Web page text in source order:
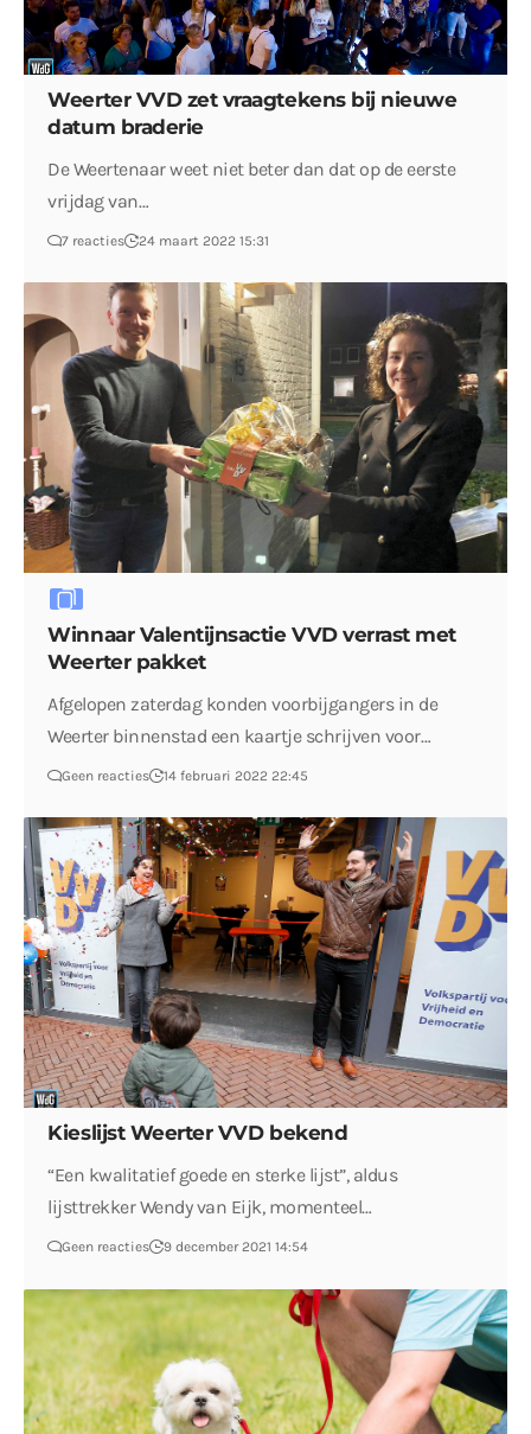
Weerter VVD zet vraagtekens bij nieuwe
datum braderie
De Weertenaar weet niet beter dan dat op de eerste
vrijdag van…
7 reacties 24 maart 2022 15:31
Winnaar Valentijnsactie VVD verrast met
Weerter pakket
Afgelopen zaterdag konden voorbijgangers in de
Weerter binnenstad een kaartje schrijven voor…
Geen reacties 14 februari 2022 22:45
Kieslijst Weerter VVD bekend
“Een kwalitatief goede en sterke lijst”, aldus
lijsttrekker Wendy van Eijk, momenteel…
Geen reacties 9 december 2021 14:54